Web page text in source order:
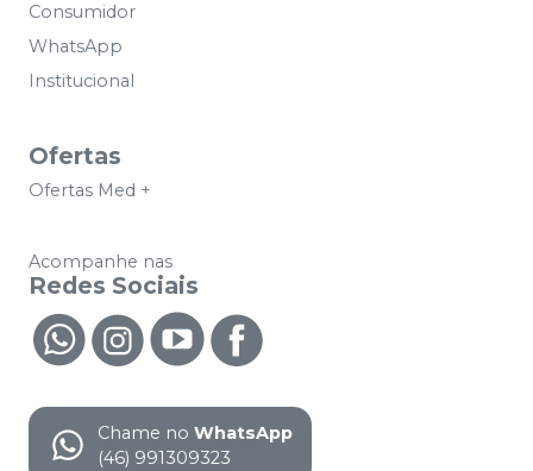
Consumidor
WhatsApp
Institucional
Ofertas
Ofertas Med +
Acompanhe nas
Redes Sociais
Chame no WhatsApp
(46) 991309323